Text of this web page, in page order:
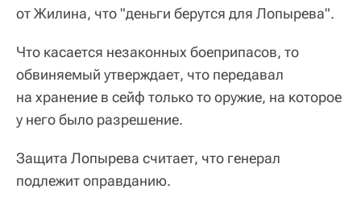
от Жилина, что "деньги берутся для Лопырева".
Что касается незаконных боеприпасов, то
обвиняемый утверждает, что передавал
на хранение в сейф только то оружие, на которое
у него было разрешение.
Защита Лопырева считает, что генерал
подлежит оправданию.